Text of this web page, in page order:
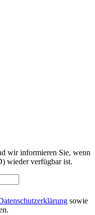
wir informieren Sie, wenn
wieder verfügbar ist.
sowie